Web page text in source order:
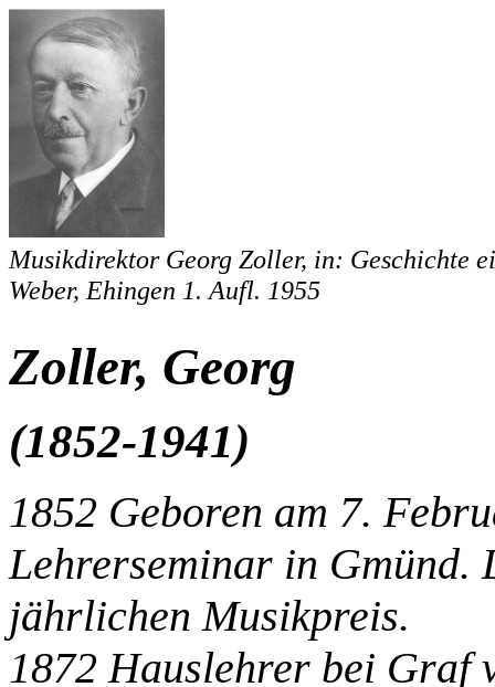
Musikdirektor Georg Zoller, in: Geschichte
Weber, Ehingen 1. Aufl. 1955
Zoller, Georg
(1852-1941)
1852 Geboren am 7.
Lehrerseminar in Gmünd.
jährlichen Musikpreis.
1872 Hauslehrer bei Graf